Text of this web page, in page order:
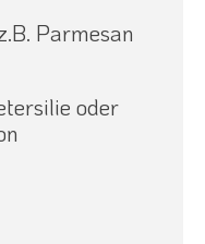
Parmesan
oder